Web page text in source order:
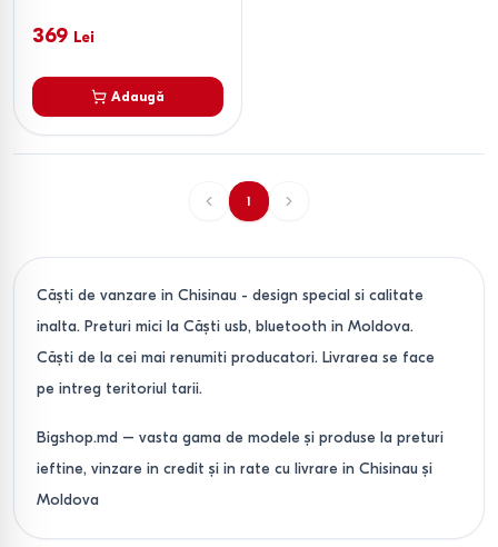
369 Lei
Adaugă
1
Căşti de vanzare in Chisinau - design special si calitate
inalta. Preturi mici la Căşti usb, bluetooth in Moldova.
Căşti de la cei mai renumiti producatori. Livrarea se face
pe intreg teritoriul tarii.
Bigshop.md – vasta gama de modele și produse la preturi
ieftine, vinzare in credit și in rate cu livrare in Chisinau și
Moldova